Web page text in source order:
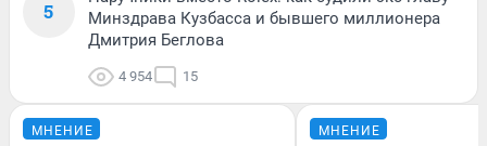
5
Минздрава Кузбасса и бывшего миллионера
Дмитрия Беглова
4 954 15
МНЕНИЕ МНЕНИЕ